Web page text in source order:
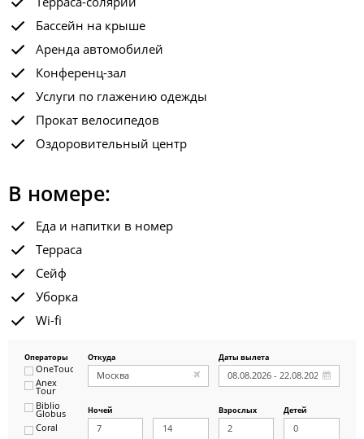
Бассейн на крыше
Аренда автомобилей
Конференц-зал
Услуги по глажению одежды
Прокат велосипедов
Оздоровительный центр
В номере:
Еда и напитки в номер
Терраса
Сейф
Уборка
Wi-fi
Операторы
OneTouch&Travel
Anex
Tour
Biblio
Globus
Coral
Откуда Даты вылета
Ночей Взрослых Детей